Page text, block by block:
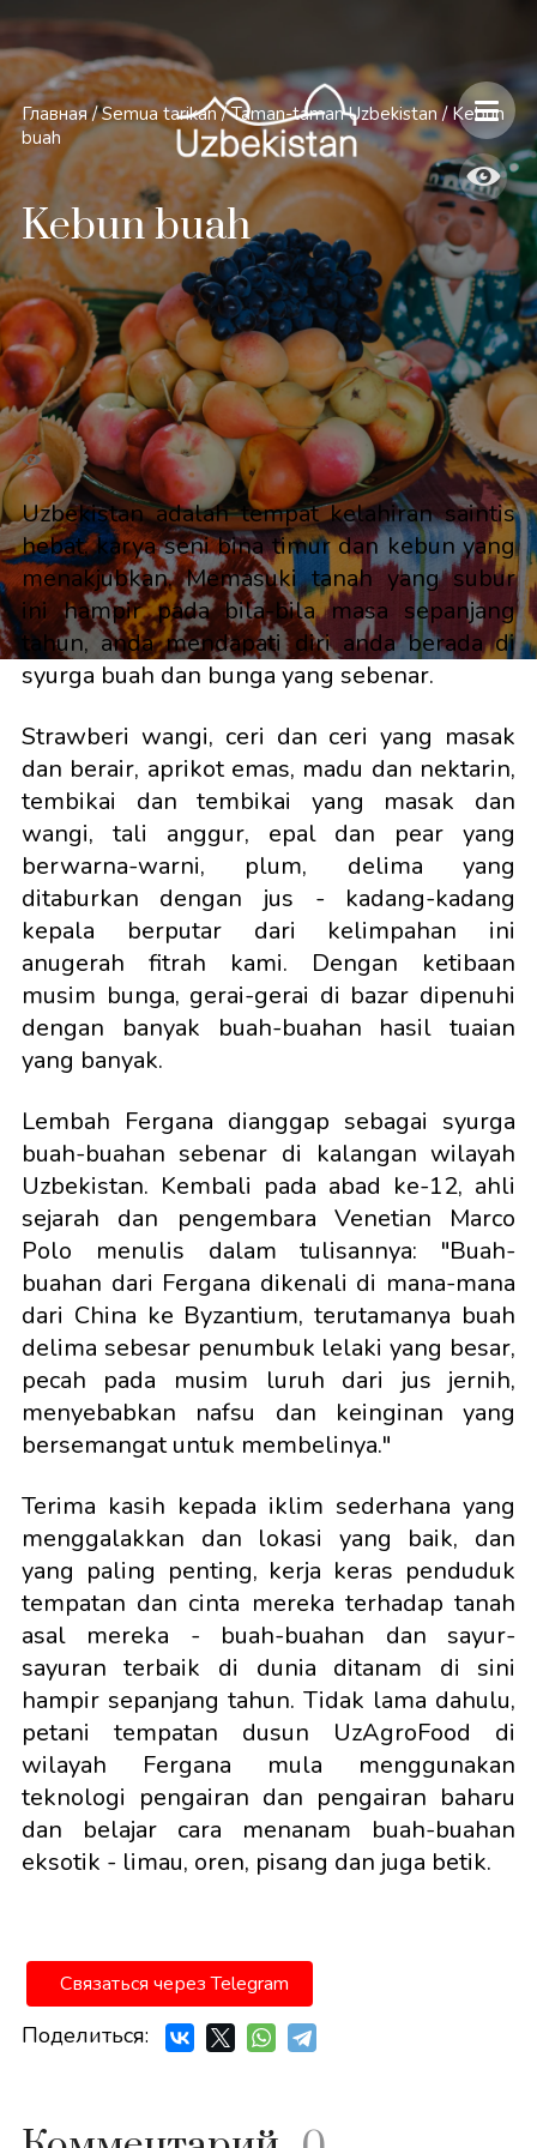
Главная / Semua tarikan / Taman-taman Uzbekistan / Kebun
buah
Kebun buah
Uzbekistan adalah tempat kelahiran saintis
hebat, karya seni bina timur dan kebun yang
menakjubkan. Memasuki tanah yang subur
ini hampir pada bila-bila masa sepanjang
tahun, anda mendapati diri anda berada di
syurga buah dan bunga yang sebenar.
Strawberi wangi, ceri dan ceri yang masak
dan berair, aprikot emas, madu dan nektarin,
tembikai dan tembikai yang masak dan
wangi, tali anggur, epal dan pear yang
berwarna-warni, plum, delima yang
ditaburkan dengan jus - kadang-kadang
kepala berputar dari kelimpahan ini
anugerah fitrah kami. Dengan ketibaan
musim bunga, gerai-gerai di bazar dipenuhi
dengan banyak buah-buahan hasil tuaian
yang banyak.
Lembah Fergana dianggap sebagai syurga
buah-buahan sebenar di kalangan wilayah
Uzbekistan. Kembali pada abad ke-12, ahli
sejarah dan pengembara Venetian Marco
Polo menulis dalam tulisannya: "Buah-
buahan dari Fergana dikenali di mana-mana
dari China ke Byzantium, terutamanya buah
delima sebesar penumbuk lelaki yang besar,
pecah pada musim luruh dari jus jernih,
menyebabkan nafsu dan keinginan yang
bersemangat untuk membelinya."
Terima kasih kepada iklim sederhana yang
menggalakkan dan lokasi yang baik, dan
yang paling penting, kerja keras penduduk
tempatan dan cinta mereka terhadap tanah
asal mereka - buah-buahan dan sayur-
sayuran terbaik di dunia ditanam di sini
hampir sepanjang tahun. Tidak lama dahulu,
petani tempatan dusun UzAgroFood di
wilayah Fergana mula menggunakan
teknologi pengairan dan pengairan baharu
dan belajar cara menanam buah-buahan
eksotik - limau, oren, pisang dan juga betik.
Связаться через Telegram
Поделиться: